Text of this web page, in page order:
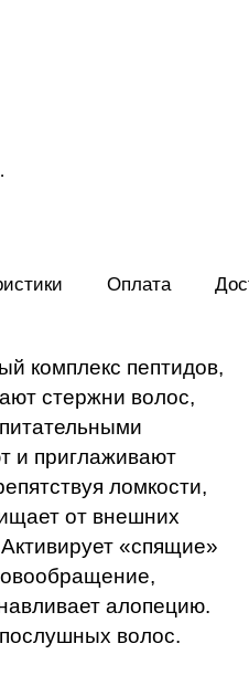
Оплата
комплекс пептидов,
стержни волос,
и приглаживают
ломкости,
от внешних
«спящие»
алопецию.
волос.